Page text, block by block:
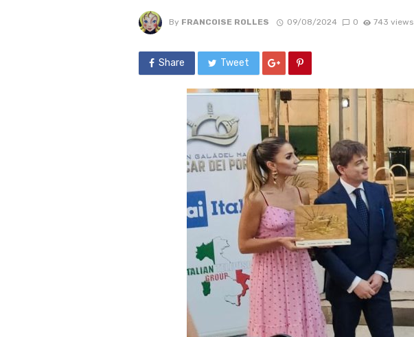
By FRANCOISE ROLLES 09/08/2024 0 743 views
Share Tweet